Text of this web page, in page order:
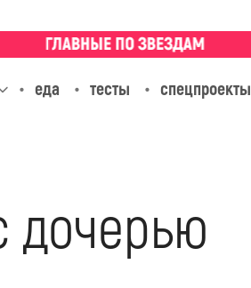
еда тесты спецпроекты
дочерью